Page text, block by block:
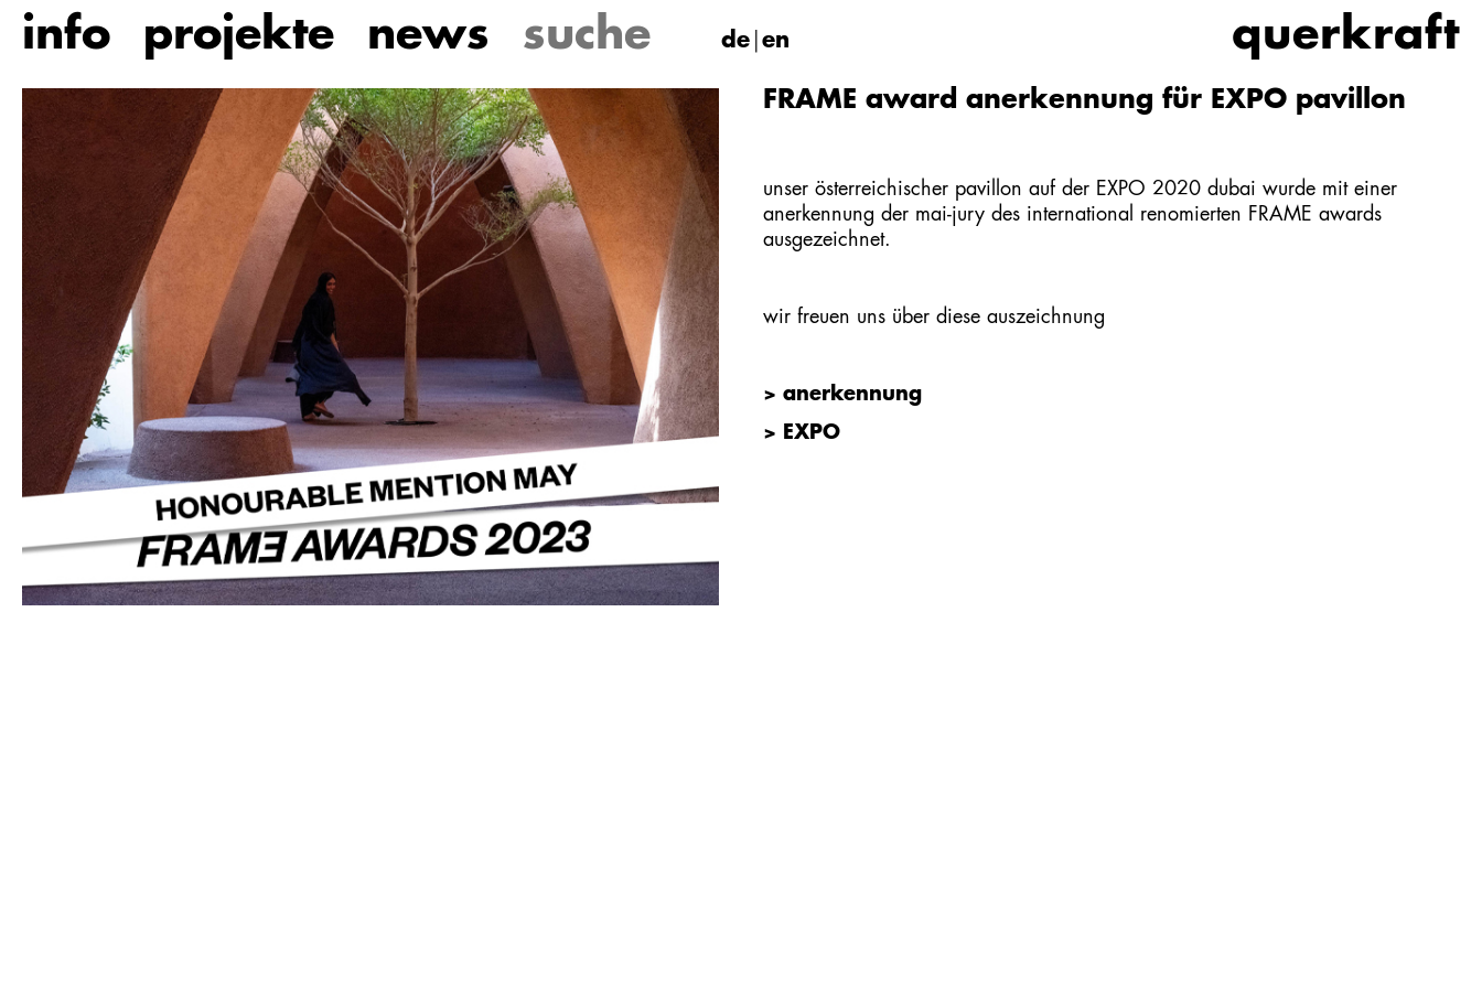
Zum
Hauptinhalt
info projekte news de en querkraft
FRAME award anerkennung für EXPO pavillon
unser österreichischer pavillon auf der EXPO 2020 dubai wurde mit einer
anerkennung der mai-jury des international renomierten FRAME awards
ausgezeichnet.
wir freuen uns über diese auszeichnung
> anerkennung
> EXPO